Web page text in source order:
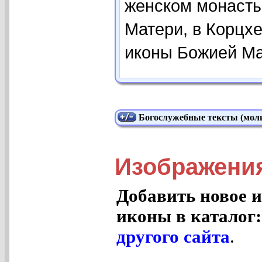
женском
Матери, в
иконы Божией
Богослужебные тексты
Добавить новое
иконы в
другого сайта.